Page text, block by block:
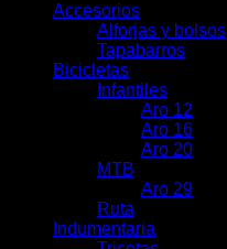
Accesorios
Alforjas y bolsos
Tapabarros
Bicicletas
Infantiles
Aro 12
Aro 16
Aro 20
MTB
Aro 29
Ruta
Indumentaria